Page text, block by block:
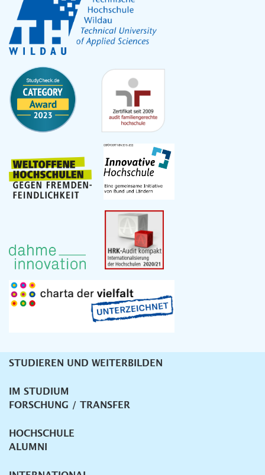
Unternavigation
STUDIEREN UND WEITERBILDEN
IM STUDIUM
FORSCHUNG / TRANSFER
HOCHSCHULE
ALUMNI